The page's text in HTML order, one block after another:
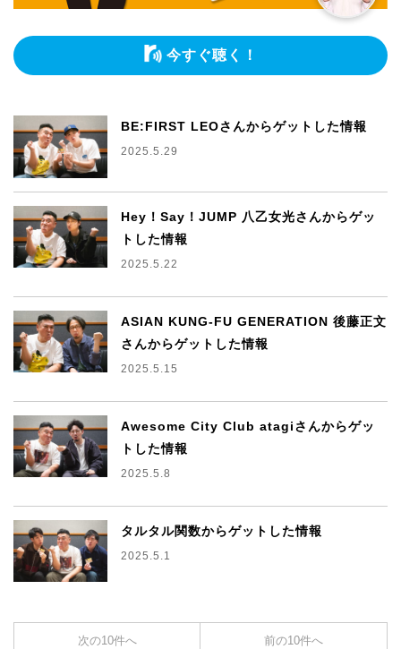
今すぐ聴く！
BE:FIRST LEOさんからゲットした情報
2025.5.29
Hey！Say！JUMP 八乙女光さんからゲッ
トした情報
2025.5.22
ASIAN KUNG-FU GENERATION 後藤正文
さんからゲットした情報
2025.5.15
Awesome City Club atagiさんからゲッ
トした情報
2025.5.8
タルタル関数からゲットした情報
2025.5.1
次の10件へ 前の10件へ